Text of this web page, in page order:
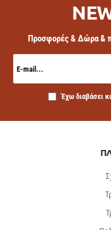
Προσφορές & Δώρα &
mail...
Έχω διαβάσει